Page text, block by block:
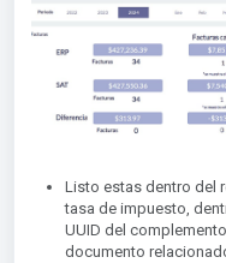
Listo estas dentro del
tasa de impuesto,
UUID del
documento